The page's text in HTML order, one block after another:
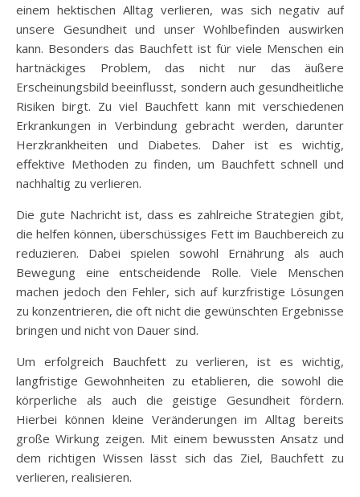
einem hektischen Alltag verlieren, was sich negativ auf
unsere Gesundheit und unser Wohlbefinden auswirken
kann. Besonders das Bauchfett ist für viele Menschen ein
hartnäckiges Problem, das nicht nur das äußere
Erscheinungsbild beeinflusst, sondern auch gesundheitliche
Risiken birgt. Zu viel Bauchfett kann mit verschiedenen
Erkrankungen in Verbindung gebracht werden, darunter
Herzkrankheiten und Diabetes. Daher ist es wichtig,
effektive Methoden zu finden, um Bauchfett schnell und
nachhaltig zu verlieren.
Die gute Nachricht ist, dass es zahlreiche Strategien gibt,
die helfen können, überschüssiges Fett im Bauchbereich zu
reduzieren. Dabei spielen sowohl Ernährung als auch
Bewegung eine entscheidende Rolle. Viele Menschen
machen jedoch den Fehler, sich auf kurzfristige Lösungen
zu konzentrieren, die oft nicht die gewünschten Ergebnisse
bringen und nicht von Dauer sind.
Um erfolgreich Bauchfett zu verlieren, ist es wichtig,
langfristige Gewohnheiten zu etablieren, die sowohl die
körperliche als auch die geistige Gesundheit fördern.
Hierbei können kleine Veränderungen im Alltag bereits
große Wirkung zeigen. Mit einem bewussten Ansatz und
dem richtigen Wissen lässt sich das Ziel, Bauchfett zu
verlieren, realisieren.